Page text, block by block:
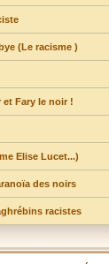
(Le racisme )
Fary le noir !
Elise Lucet...)
des noirs
racistes